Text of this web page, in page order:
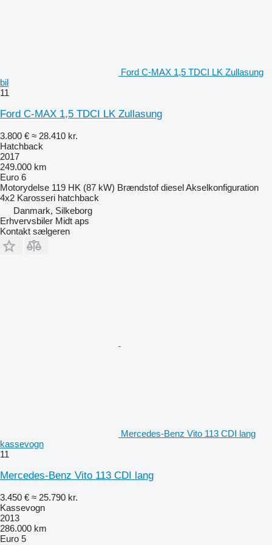
Ford C-MAX 1,5 TDCI LK Zullasung
bil
11
Ford C-MAX 1,5 TDCI LK Zullasung
3.800 € ≈ 28.410 kr.
Hatchback
2017
249.000 km
Euro 6
Motorydelse 119 HK (87 kW) Brændstof dieselAkselkonfiguration
4x2 Karosseri hatchback
Danmark, Silkeborg
Erhvervsbiler Midt aps
Kontakt sælgeren
Mercedes-Benz Vito 113 CDI lang
kassevogn
11
Mercedes-Benz Vito 113 CDI lang
3.450 € ≈ 25.790 kr.
Kassevogn
2013
286.000 km
Euro 5